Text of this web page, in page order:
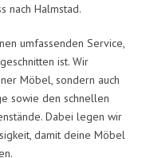
nach Halmstad.
umfassenden Service,
ist. Wir
Möbel, sondern auch
sowie den schnellen
Dabei legen wir
damit deine Möbel